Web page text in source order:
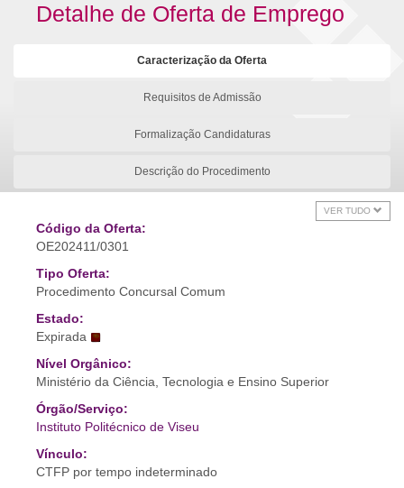
Detalhe de Oferta de Emprego
Caracterização da Oferta
Requisitos de Admissão
Formalização Candidaturas
Descrição do Procedimento
VER TUDO
Código da Oferta:
OE202411/0301
Tipo Oferta:
Procedimento Concursal Comum
Estado:
Expirada
Nível Orgânico:
Ministério da Ciência, Tecnologia e Ensino Superior
Órgão/Serviço:
Instituto Politécnico de Viseu
Vínculo:
CTFP por tempo indeterminado